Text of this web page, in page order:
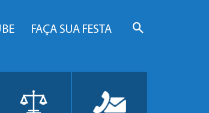
FAÇA SUA FESTA